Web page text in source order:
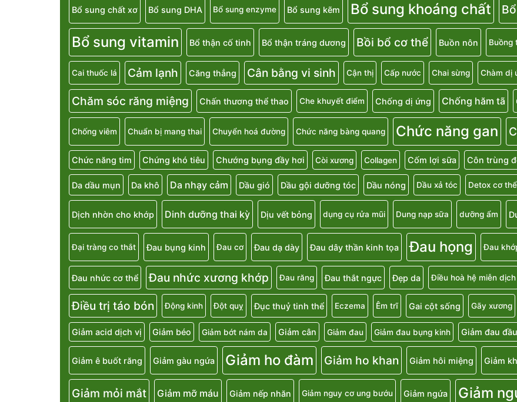
Bổ sung chất xơ Bổ sung DHA Bổ sung enzyme Bổ sung kẽm Bổ sung khoáng chất
Bổ sung vitamin Bổ thận cố tinh Bổ thận tráng dương Bồi bổ cơ thể Buồn nôn Buồng
Cai thuốc lá Cảm lạnh Căng thẳng Cân bằng vi sinh Cận thị Cấp nước Chai sừng Chàm dị
Chăm sóc răng miệng Chấn thương thể thao Che khuyết điểm Chống dị ứng Chống hăm tã
Chống viêm Chuẩn bị mang thai Chuyển hoá đường Chức năng bàng quang Chức năng gan
Chức năng tim Chứng khó tiêu Chướng bụng đầy hơi Còi xương Collagen Cốm lợi sữa Côn trùng
Da dầu mụn Da khô Da nhạy cảm Dầu gió Dầu gội dưỡng tóc Dầu nóng Dầu xả tóc Detox cơ thể
Dịch nhờn cho khớp Dinh dưỡng thai kỳ Dịu vết bỏng dụng cụ rửa mũi Dung nạp sữa dưỡng ẩm
Đại tràng co thắt Đau bụng kinh Đau cơ Đau dạ dày Đau dây thần kinh tọa Đau họng Đau
Đau nhức cơ thể Đau nhức xương khớp Đau răng Đau thắt ngực Đẹp da Điều hoà hệ miễn dịch
Điều trị táo bón Động kinh Đột quỵ Đục thuỷ tinh thể Eczema Êm trĩ Gai cột sống Gãy xương
Giảm acid dịch vị Giảm béo Giảm bớt nám da Giảm cân Giảm đau Giảm đau bụng kinh Giảm đau đầu
Giảm ê buốt răng Giảm gàu ngứa Giảm ho đàm Giảm ho khan Giảm hôi miệng Giảm
Giảm mỏi mắt Giảm mỡ máu Giảm nếp nhăn Giảm nguy cơ ung bướu Giảm ngứa Giảm